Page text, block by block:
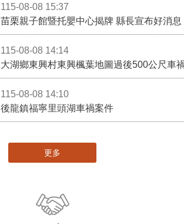
115-08-08 15:37
苗栗親子館暨托嬰中心揭牌 縣長宣布好消
115-08-08 14:14
大湖鄉東興村東興楓葉地圖過後500公尺車
115-08-08 14:10
後龍鎮福寧里頭湖車禍案件
更多